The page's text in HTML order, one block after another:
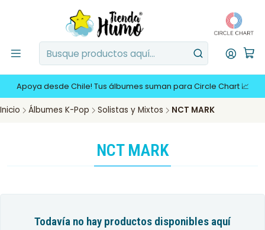
Apoya desde Chile! Tus álbumes suman para Circle Chart 📈
Inicio Álbumes K-Pop Solistas y Mixtos NCT MARK
NCT MARK
Todavía no hay productos disponibles aquí